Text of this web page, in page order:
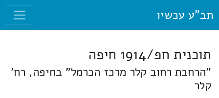
תב"ע עכשיו
תוכנית חפ/1914 חיפה
"הרחבת רחוב קלר מרכז הכרמל" בחיפה, רח'
קלר